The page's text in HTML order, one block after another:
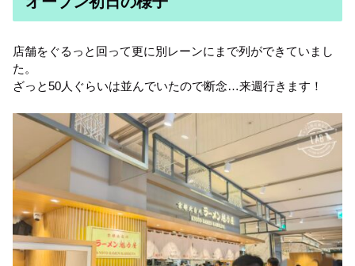
店舗をぐるっと回って更に別レーンにまで列ができていまし
た。
ざっと50人ぐらいは並んでいたので断念…来週行きます！